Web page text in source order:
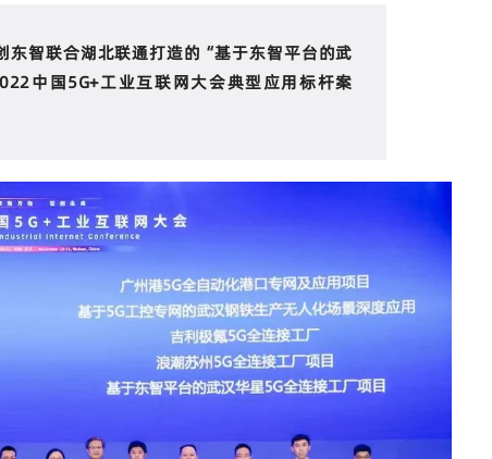
东智联合湖北联通打造的“基于东智平台的武
中国5G+工业互联网大会典型应用标杆案